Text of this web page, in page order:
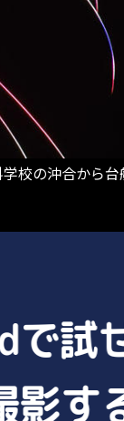
校の沖合から台